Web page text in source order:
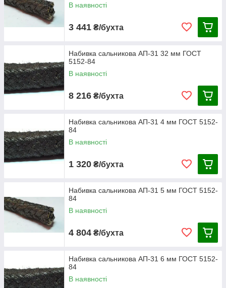
В наявності
3 441 ₴/бухта
Набивка сальникова АП-31 32 мм ГОСТ
5152-84
В наявності
8 216 ₴/бухта
Набивка сальникова АП-31 4 мм ГОСТ 5152-
84
В наявності
1 320 ₴/бухта
Набивка сальникова АП-31 5 мм ГОСТ 5152-
84
В наявності
4 804 ₴/бухта
Набивка сальникова АП-31 6 мм ГОСТ 5152-
84
В наявності